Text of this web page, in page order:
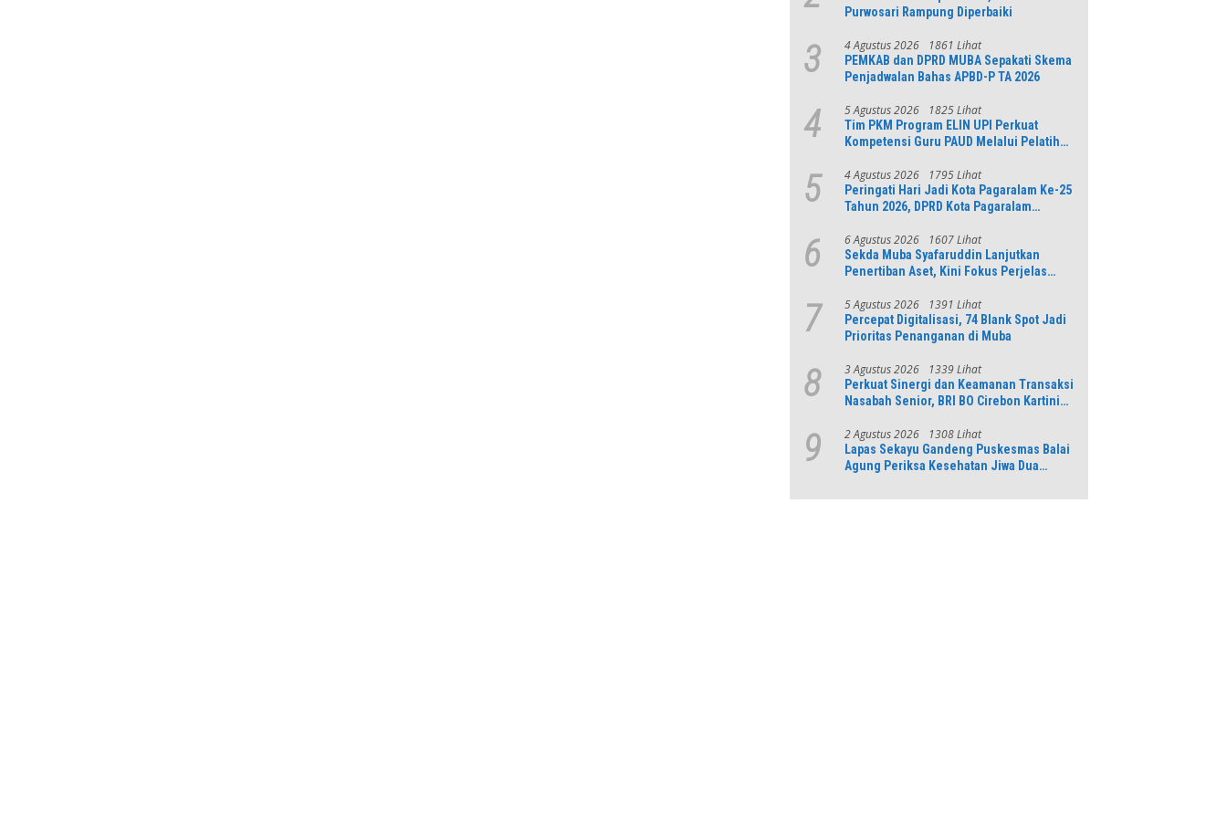
Purwosari Rampung Diperbaiki
3 4 Agustus 2026 1861 Lihat
PEMKAB dan DPRD MUBA Sepakati Skema
Penjadwalan Bahas APBD-P TA 2026
4 5 Agustus 2026 1825 Lihat
Tim PKM Program ELIN UPI Perkuat
Kompetensi Guru PAUD Melalui Pelatihan
Numerasi
5 4 Agustus 2026 1795 Lihat
Peringati Hari Jadi Kota Pagaralam Ke-25
Tahun 2026, DPRD Kota Pagaralam
6 6 Agustus 2026 1607 Lihat
Sekda Muba Syafaruddin Lanjutkan
Penertiban Aset, Kini Fokus Perjelas
7 5 Agustus 2026 1391 Lihat
Percepat Digitalisasi, 74 Blank Spot Jadi
Prioritas Penanganan di Muba
8 3 Agustus 2026 1339 Lihat
Perkuat Sinergi dan Keamanan Transaksi
Nasabah Senior, BRI BO Cirebon Kartini
9 2 Agustus 2026 1308 Lihat
Lapas Sekayu Gandeng Puskesmas Balai
Agung Periksa Kesehatan Jiwa Dua